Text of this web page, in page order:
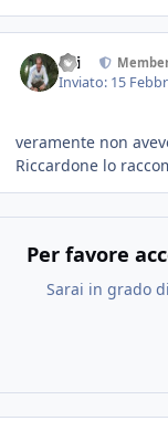
titi
Inviato: 15
veramente non
Riccardone lo
Per favore
Sarai in grado